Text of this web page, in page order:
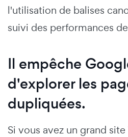
l'utilisation de balises
suivi des performances
Il empêche
d'explorer les
dupliquées.
Si vous avez un grand